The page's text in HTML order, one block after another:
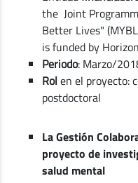
the Joint
Better Lives"
is funded by
Periodo: Marzo/
Rolen el proyecto:
postdoctoral
La Gestión
proyecto de
salud mental